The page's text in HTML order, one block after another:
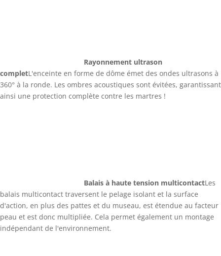
Rayonnement ultrason
completL'enceinte en forme de dôme émet des ondes ultrasons à
360° à la ronde. Les ombres acoustiques sont évitées, garantissant
ainsi une protection complète contre les martres !
Balais à haute tension multicontactLes
balais multicontact traversent le pelage isolant et la surface
d'action, en plus des pattes et du museau, est étendue au facteur
peau et est donc multipliée. Cela permet également un montage
indépendant de l'environnement.